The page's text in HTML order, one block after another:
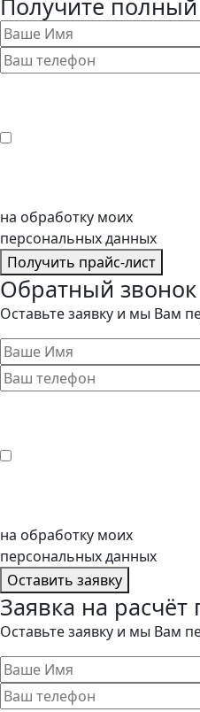
на обработку моих
персональных данных
Получить прайс-лист
Обратный звонок
Оставьте заявку и мы Вам
на обработку моих
персональных данных
Оставить заявку
Заявка на расчёт
Оставьте заявку и мы Вам